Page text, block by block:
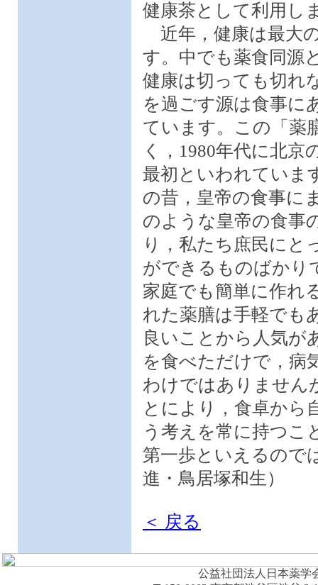
健康茶として利用し
近年，健康は最大
す。中でも薬食同源
健康は切っても切れ
を過ごす源は食事に
ています。この「薬
く，1980年代に北
最初といわれていま
の昔，皇帝の食事に
のような皇帝の食事
り，私たち庶民にと
ができるものばかり
家庭でも簡単に作れ
れた薬膳は手軽でも
良いことから人気が
を食べただけで，病
わけではありません
とにより，食卓から
う考えを常に持つこ
第一歩といえるの
進・鳥居塚和生）
＜ 戻る
公益社団法人日本薬学